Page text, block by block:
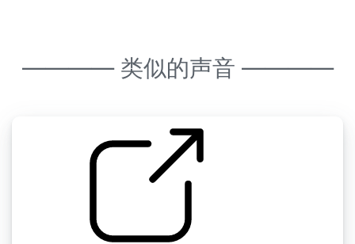
———— 类似的声音 ————